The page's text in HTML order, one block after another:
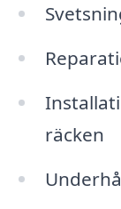
räcken